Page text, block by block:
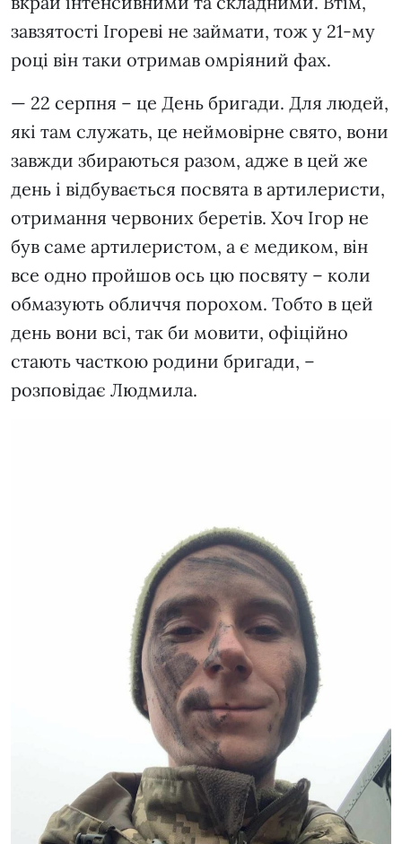
завзятості Ігореві не займати, тож у 21-му
році він таки отримав омріяний фах.
— 22 серпня – це День бригади. Для людей,
які там служать, це неймовірне свято, вони
завжди збираються разом, адже в цей же
день і відбувається посвята в артилеристи,
отримання червоних беретів. Хоч Ігор не
був саме артилеристом, а є медиком, він
все одно пройшов ось цю посвяту – коли
обмазують обличчя порохом. Тобто в цей
день вони всі, так би мовити, офіційно
стають часткою родини бригади, –
розповідає Людмила.